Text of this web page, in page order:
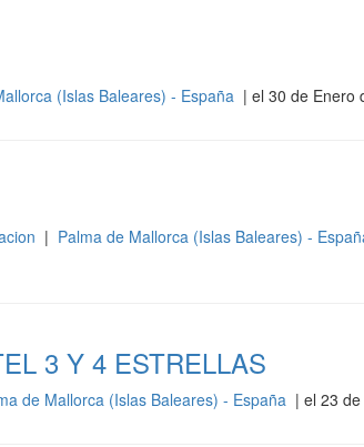
(Islas Baleares) - España | el 30 de Enero
| Palma de Mallorca (Islas Baleares) -
3 Y 4 ESTRELLAS
de Mallorca (Islas Baleares) - España | el 23